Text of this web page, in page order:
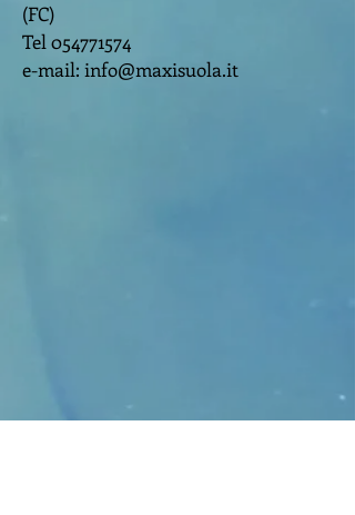
(FC)
Tel 054771574
e-mail: info@maxisuola.it